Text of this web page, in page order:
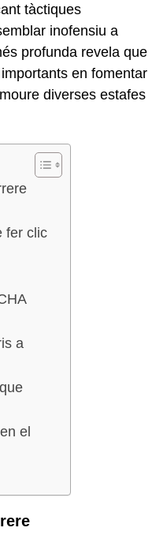
tàctiques
inofensiu a
profunda revela que
en fomentar
diverses estafes
fer clic
a
el